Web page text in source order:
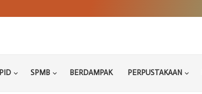
SPMB BERDAMPAK PERPUSTAKAAN